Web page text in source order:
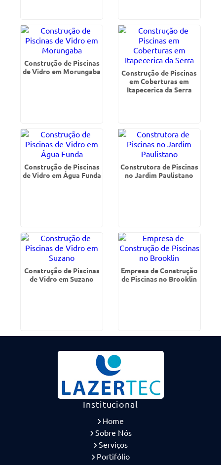
Construção de Piscinas
de Vidro em Morungaba
Construção de Piscinas
em Coberturas em
Itapecerica da Serra
Construção de Piscinas
de Vidro em Água Funda
Construtora de Piscinas
no Jardim Paulistano
Construção de Piscinas
de Vidro em Suzano
Empresa de Construção
de Piscinas no Brooklin
Institucional
Home
Sobre Nós
Serviços
Portifólio